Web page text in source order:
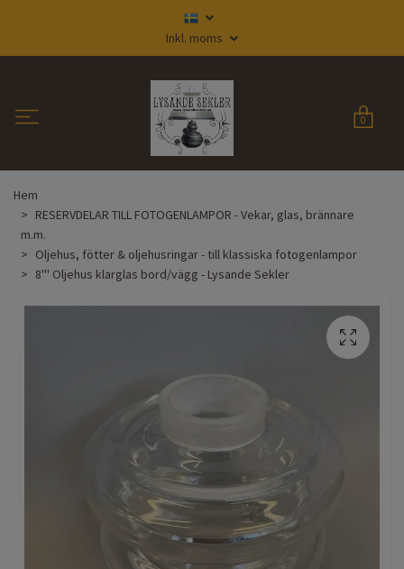
Inkl. moms
0
Hem
RESERVDELAR TILL FOTOGENLAMPOR - Vekar, glas, brännare
m.m.
Oljehus, fötter & oljehusringar - till klassiska fotogenlampor
8''' Oljehus klarglas bord/vägg - Lysande Sekler